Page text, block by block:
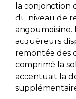
la conjonction
du niveau de
angoumoisine.
acquéreurs
remontée des
comprimé la
accentuait la